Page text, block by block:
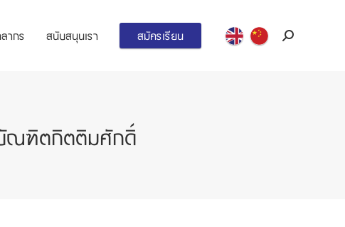
ากร สนับสนุนเรา สมัครเรียน Search:
ณฑิตกิตติมศักดิ์